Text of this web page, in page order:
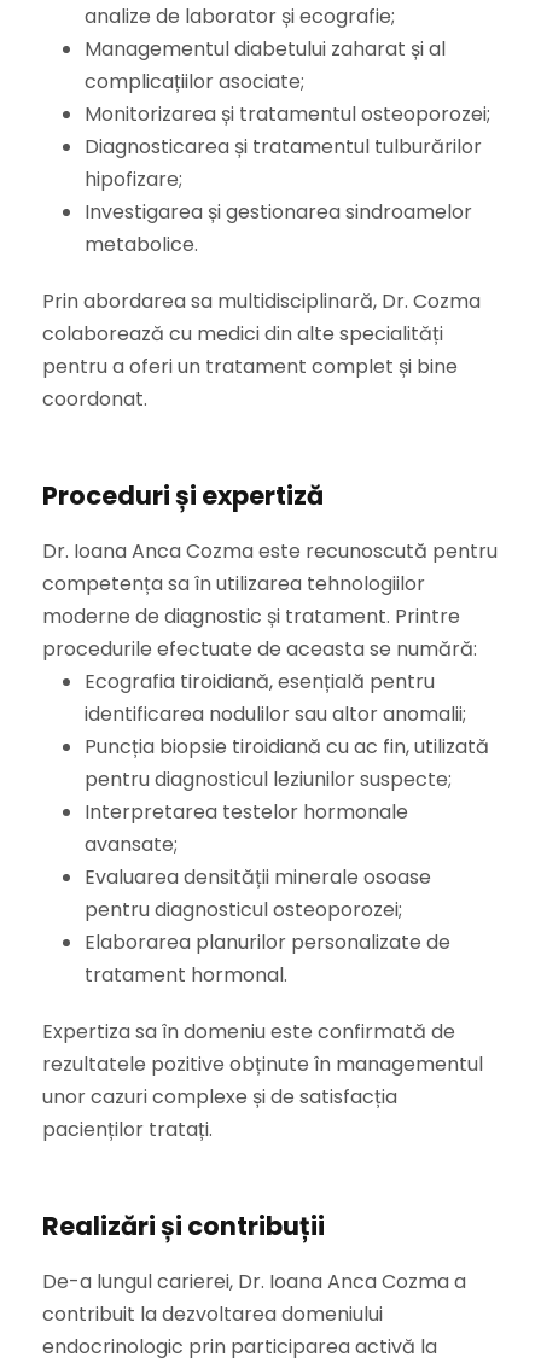
analize de laborator și ecografie;
Managementul diabetului zaharat și al
complicațiilor asociate;
Monitorizarea și tratamentul osteoporozei;
Diagnosticarea și tratamentul tulburărilor
hipofizare;
Investigarea și gestionarea sindroamelor
metabolice.
Prin abordarea sa multidisciplinară, Dr. Cozma
colaborează cu medici din alte specialități
pentru a oferi un tratament complet și bine
coordonat.
Proceduri și expertiză
Dr. Ioana Anca Cozma este recunoscută pentru
competența sa în utilizarea tehnologiilor
moderne de diagnostic și tratament. Printre
procedurile efectuate de aceasta se numără:
Ecografia tiroidiană, esențială pentru
identificarea nodulilor sau altor anomalii;
Puncția biopsie tiroidiană cu ac fin, utilizată
pentru diagnosticul leziunilor suspecte;
Interpretarea testelor hormonale
avansate;
Evaluarea densității minerale osoase
pentru diagnosticul osteoporozei;
Elaborarea planurilor personalizate de
tratament hormonal.
Expertiza sa în domeniu este confirmată de
rezultatele pozitive obținute în managementul
unor cazuri complexe și de satisfacția
pacienților tratați.
Realizări și contribuții
De-a lungul carierei, Dr. Ioana Anca Cozma a
contribuit la dezvoltarea domeniului
endocrinologic prin participarea activă la